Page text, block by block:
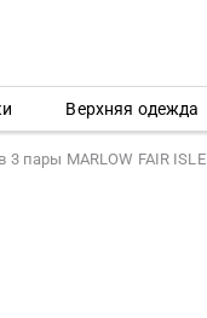
Верхняя одежда
3 пары MARLOW FAIR ISLE